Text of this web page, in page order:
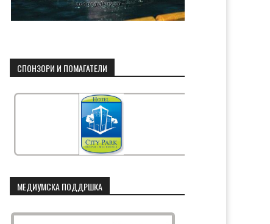
СПОНЗОРИ И ПОМАГАТЕЛИ
МЕДИУМСКА ПОДДРШКА